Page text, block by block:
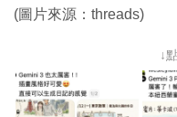
(圖片來源：threads)
↓